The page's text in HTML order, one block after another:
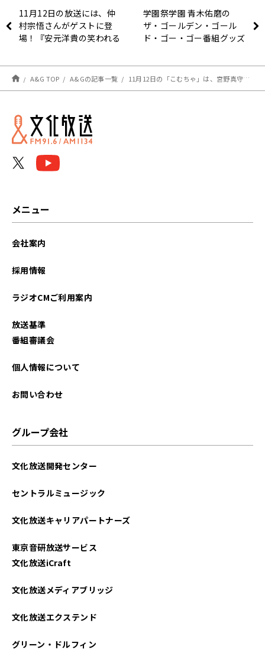
11月12日の放送には、仲
村宗悟さんがゲストに登
場！『安元洋貴の笑われる
学園祭学園 青木佑磨の
ザ・ゴールデン・ゴール
ド・ゴー・ゴー番組グッズ
発売！
A&G TOP A&Gの記事一覧 11月12日の「こむちゃ」は、宮野真守さんが登場！！
メニュー
会社案内
採用情報
ラジオCMご利用案内
放送基準
番組審議会
個人情報について
お問い合わせ
グループ会社
文化放送開発センター
セントラルミュージック
文化放送キャリアパートナーズ
東京音研放送サービス
文化放送iCraft
文化放送メディアブリッジ
文化放送エクステンド
グリーン・ドルフィン